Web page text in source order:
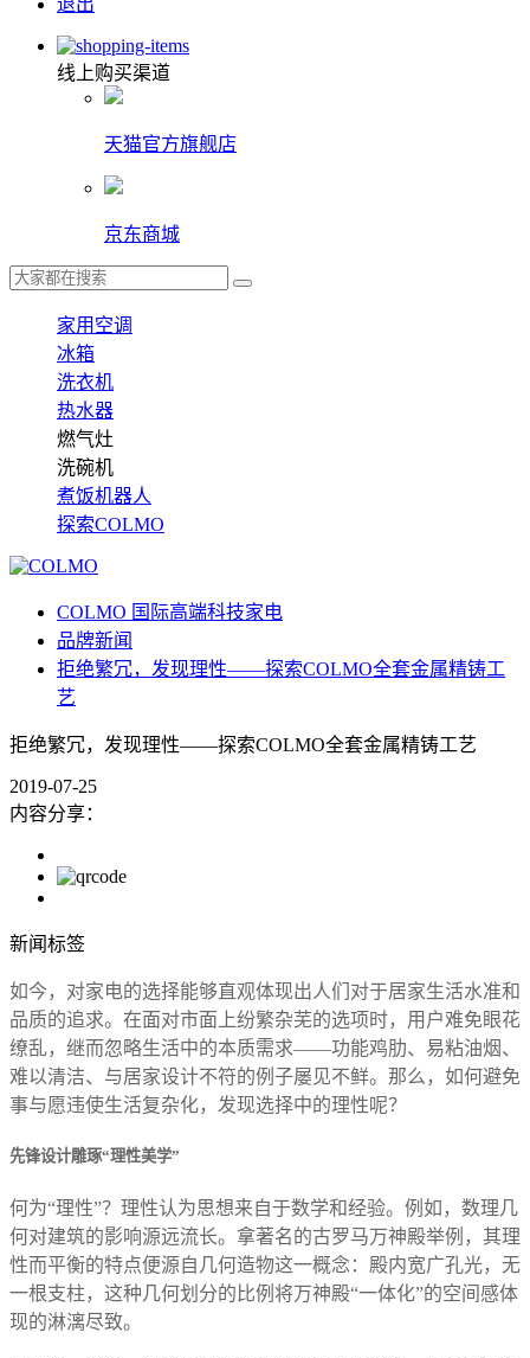
退出
线上购买渠道
天猫官方旗舰店
京东商城
家用空调
冰箱
洗衣机
热水器
燃气灶
洗碗机
煮饭机器人
探索COLMO
COLMO 国际高端科技家电
品牌新闻
拒绝繁冗，发现理性——探索COLMO全套金属精铸工
艺
拒绝繁冗，发现理性——探索COLMO全套金属精铸工艺
2019-07-25
内容分享：
新闻标签
如今，对家电的选择能够直观体现出人们对于居家生活水准和
品质的追求。在面对市面上纷繁杂芜的选项时，用户难免眼花
缭乱，继而忽略生活中的本质需求——功能鸡肋、易粘油烟、
难以清洁、与居家设计不符的例子屡见不鲜。那么，如何避免
事与愿违使生活复杂化，发现选择中的理性呢？
先锋设计雕琢“理性美学”
何为“理性”？理性认为思想来自于数学和经验。例如，数理几
何对建筑的影响源远流长。拿著名的古罗马万神殿举例，其理
性而平衡的特点便源自几何造物这一概念：殿内宽广孔光，无
一根支柱，这种几何划分的比例将万神殿“一体化”的空间感体
现的淋漓尽致。